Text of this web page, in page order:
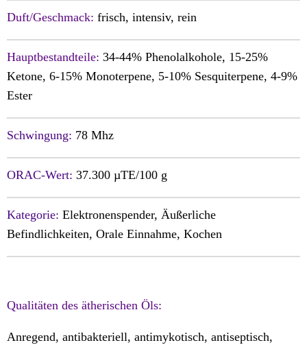
Duft/Geschmack: frisch, intensiv, rein
Hauptbestandteile: 34-44% Phenolalkohole, 15-25%
Ketone, 6-15% Monoterpene, 5-10% Sesquiterpene, 4-9%
Ester
Schwingung: 78 Mhz
ORAC-Wert: 37.300 µTE/100 g
Kategorie: Elektronenspender, Äußerliche
Befindlichkeiten, Orale Einnahme, Kochen
Qualitäten des ätherischen Öls:
Anregend, antibakteriell, antimykotisch, antiseptisch,